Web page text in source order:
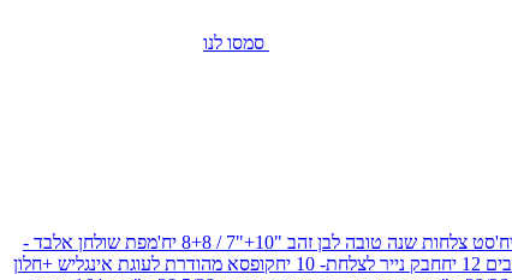
סמסו לנו
סט צלחות שנה טובה לבן זהב "10+"7 / 8+8 יח'
מפת שולחן אלבד -
חבק נייר לצלחת- 10 יח
קופסא מהודרת לעוגת אינגליש +חלון